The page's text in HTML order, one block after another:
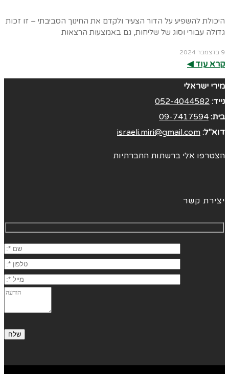
היכולת להשפיע על הדור הצעיר ולקדם את החינוך הסביבתי – זו זכות
גדולה עבורי וסוג של שליחות, גם באמצעות הרצאות
9 בדצמבר 2024
קרא עוד ◀︎
מירי ישראלי
נייד: 052-4044582
בית: 09-7417594
דוא"ל: israeli.miri@gmail.com
הצטרפו אלי ברשתות החברתיות
יצירת קשר